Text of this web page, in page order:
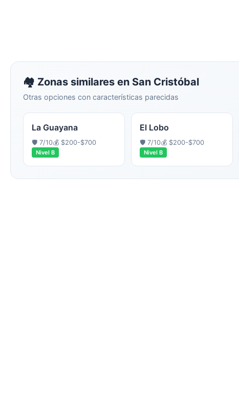
🏘️ Zonas similares en San Cristóbal
Otras opciones con características parecidas
La Guayana
🛡️ 7/10💰 $200-$700
Nivel B
El Lobo
🛡️ 7/10💰 $200-$700
Nivel B